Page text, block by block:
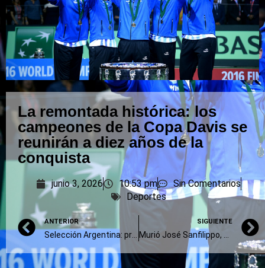
La remontada histórica: los
campeones de la Copa Davis se
reunirán a diez años de la
conquista
junio 3, 2026 10:53 pm
Sin Comentarios
Deportes
ANTERIOR
Selección Argentina: primera práctica abierta en medio de rumores de cambios
SIGUIENTE
Murió José Sanfilippo, goleador emblema de San Lorenzo